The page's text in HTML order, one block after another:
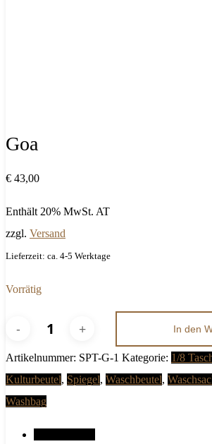
Goa
€ 43,00
Enthält 20% MwSt. AT
zzgl. Versand
Lieferzeit: ca. 4-5 Werktage
Vorrätig
Menge
In den
Artikelnummer: SPT-G-1 Kategorie: 1/8
Kulturbeutel, Spiegel, Waschbeutel,
Washbag